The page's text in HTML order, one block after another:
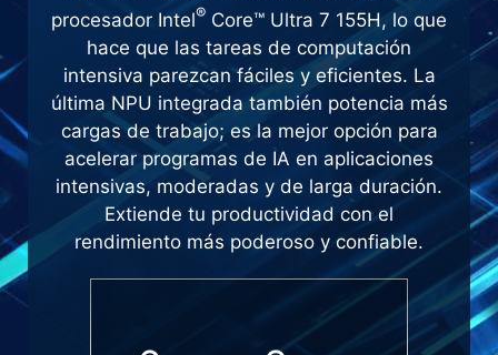
procesador Intel® Core™ Ultra 7 155H, lo que
hace que las tareas de computación
intensiva parezcan fáciles y eficientes. La
última NPU integrada también potencia más
cargas de trabajo; es la mejor opción para
acelerar programas de IA en aplicaciones
intensivas, moderadas y de larga duración.
Extiende tu productividad con el
rendimiento más poderoso y confiable.